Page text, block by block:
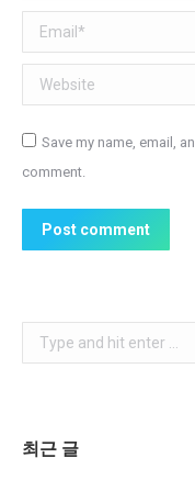
Email *
Website
Save my name, email,
comment.
Post comment
Search:
최근 글